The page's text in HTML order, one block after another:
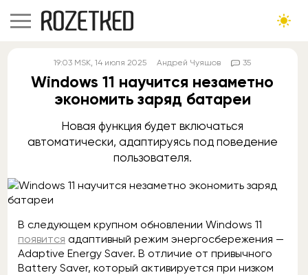
19:03 MSK, 14 июля 2025 Андрей Чуяшов 35
Windows 11 научится незаметно
экономить заряд батареи
Новая функция будет включаться
автоматически, адаптируясь под поведение
пользователя.
В следующем крупном обновлении Windows 11
появится адаптивный режим энергосбережения —
Adaptive Energy Saver. В отличие от привычного
Battery Saver, который активируется при низком